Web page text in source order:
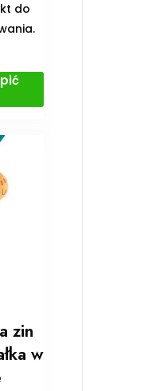
do
zin
w